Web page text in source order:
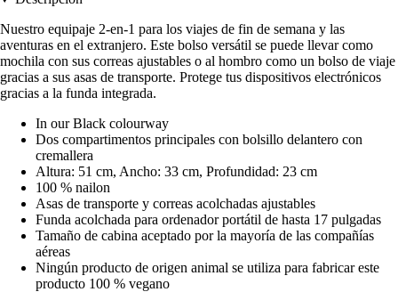
Nuestro equipaje 2-en-1 para los viajes de fin de semana y las
aventuras en el extranjero. Este bolso versátil se puede llevar como
mochila con sus correas ajustables o al hombro como un bolso de viaje
gracias a sus asas de transporte. Protege tus dispositivos electrónicos
gracias a la funda integrada.
In our Black colourway
Dos compartimentos principales con bolsillo delantero con
cremallera
Altura: 51 cm, Ancho: 33 cm, Profundidad: 23 cm
100 % nailon
Asas de transporte y correas acolchadas ajustables
Funda acolchada para ordenador portátil de hasta 17 pulgadas
Tamaño de cabina aceptado por la mayoría de las compañías
aéreas
Ningún producto de origen animal se utiliza para fabricar este
producto 100 % vegano